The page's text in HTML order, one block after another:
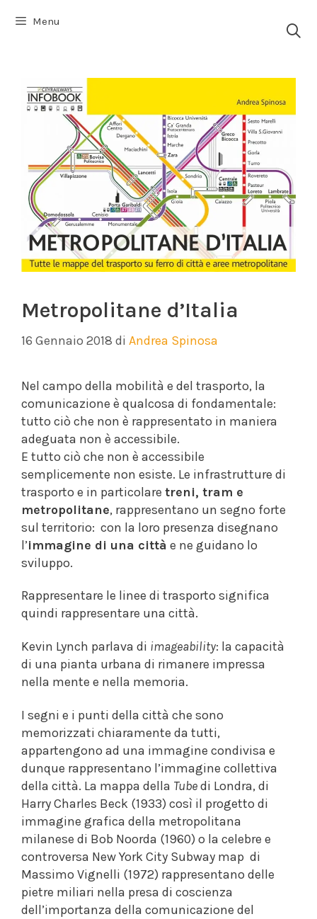
Menu
Metropolitane d’Italia
16 Gennaio 2018 di Andrea Spinosa
Nel campo della mobilità e del trasporto, la
comunicazione è qualcosa di fondamentale:
tutto ciò che non è rappresentato in maniera
adeguata non è accessibile.
E tutto ciò che non è accessibile
semplicemente non esiste. Le infrastrutture di
trasporto e in particolare treni, tram e
metropolitane, rappresentano un segno forte
sul territorio: con la loro presenza disegnano
l’immagine di una città e ne guidano lo
sviluppo.
Rappresentare le linee di trasporto significa
quindi rappresentare una città.
Kevin Lynch parlava di imageability: la capacità
di una pianta urbana di rimanere impressa
nella mente e nella memoria.
I segni e i punti della città che sono
memorizzati chiaramente da tutti,
appartengono ad una immagine condivisa e
dunque rappresentano l’immagine collettiva
della città. La mappa della Tubedi Londra, di
Harry Charles Beck (1933) così il progetto di
immagine grafica della metropolitana
milanese di Bob Noorda (1960) o la celebre e
controversa New York City Subway map di
Massimo Vignelli (1972) rappresentano delle
pietre miliari nella presa di coscienza
dell’importanza della comunicazione del